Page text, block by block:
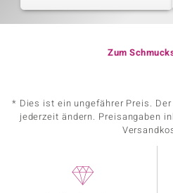
Zum
* Dies ist ein ungefährer Preis.
jederzeit ändern. Preisangaben